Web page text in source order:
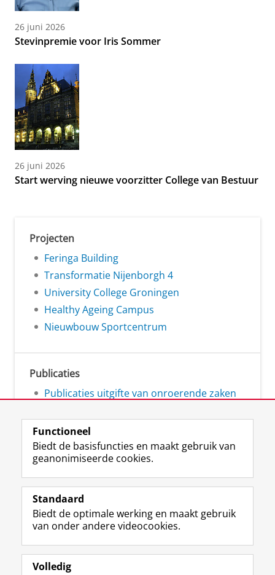
26 juni 2026
Stevinpremie voor Iris Sommer
26 juni 2026
Start werving nieuwe voorzitter College van Bestuur
Projecten
Feringa Building
Transformatie Nijenborgh 4
University College Groningen
Healthy Ageing Campus
Nieuwbouw Sportcentrum
Publicaties
Publicaties uitgifte van onroerende zaken
Volg ons op
L
i
k
e
I
Studiekiezers
Alumni
Functioneel
Biedt de basisfuncties en maakt gebruik van
geanonimiseerde cookies.
Standaard
Biedt de optimale werking en maakt gebruik
van onder andere videocookies.
Volledig